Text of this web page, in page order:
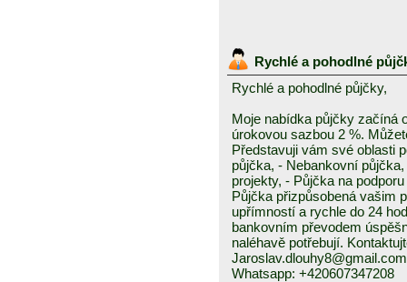
Rychlé a pohodlné
Rychlé a pohodlné půjčky,
Moje nabídka půjčky začíná
úrokovou sazbou 2 %.
Představuji vám své oblasti
půjčka, - Nebankovní
projekty, - Půjčka na
Půjčka přizpůsobená vašim
upřímností a rychle do 24
bankovním převodem
naléhavě potřebují.
Jaroslav.dlouhy8@gmail.com
Whatsapp: +420607347208